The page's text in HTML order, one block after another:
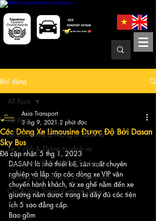
Bài đăng
All Posts
Xe Limousine & Thông tin dịch vụ
Xe 7 chỗ & Thông tin dịch vụ
Customers/Khách hàng Review
Thương hiệu, du lịch, Xe, điểm đến
Car & Van, Travel Vietnam, News
All Posts
Các Dòng Xe Limousine Được Độ Bởi Dasan
Sky Bus
Asia Transport
3 thg 9, 2021 2 phút đọc
Đã cập nhật:5 thg 1, 2023
DASAN là nhà thiết kế, sản xuất chuyên
nghiệp và lắp ráp các dòng xe VIP vận
chuyển hành khách, từ xe ghế nằm đến xe
giường nằm được trang bị đầy đủ các tiện
ích 5 sao đẳng cấp.
Bao gồm